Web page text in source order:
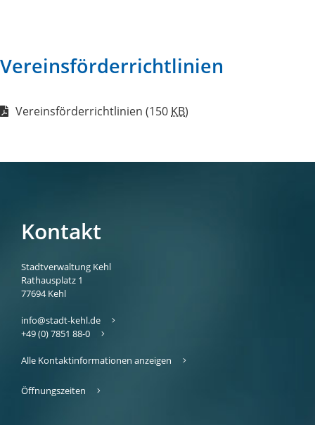
Vereinsförderrichtlinien
Vereinsförderrichtlinien (150 KB)
Kontakt
Stadtverwaltung Kehl
Rathausplatz 1
77694 Kehl
info@stadt-kehl.de
+49 (0) 7851 88-0
Alle Kontaktinformationen anzeigen
Öffnungszeiten